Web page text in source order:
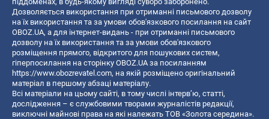
Дозволяється використання при отриманні письмового дозволу
на їх використання та за умови обов'язкового посилання на сайт
OBOZ.UA, а для інтернет-видань - при отриманні письмового
дозволу на їх використання та за умови обов'язкового
розміщення прямого, відкритого для пошукових систем,
гіперпосилання на сторінку OBOZ.UA за посиланням
https://www.obozrevatel.com, на якій розміщено оригінальний
матеріал в першому абзаці матеріалу.
Всі матеріали на цьому сайті, в тому числі інтерв’ю, статті,
дослідження – є службовими творами журналістів редакції,
виключні майнові права на які належать ТОВ «Золота середина».